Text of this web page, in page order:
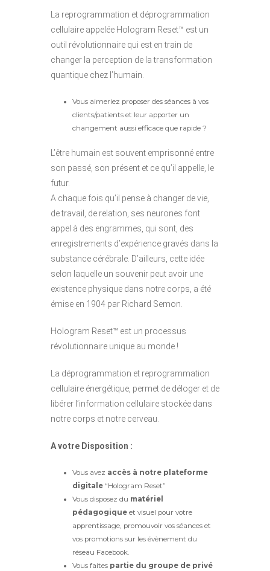
La reprogrammation et déprogrammation
cellulaire appelée Hologram Reset™ est un
outil révolutionnaire qui est en train de
changer la perception de la transformation
quantique chez l’humain.
Vous aimeriez proposer des séances à vos
clients/patients et leur apporter un
changement aussi efficace que rapide ?
L’être humain est souvent emprisonné entre
son passé, son présent et ce qu’il appelle, le
futur.
A chaque fois qu’il pense à changer de vie,
de travail, de relation, ses neurones font
appel à des engrammes, qui sont, des
enregistrements d’expérience gravés dans la
substance cérébrale. D’ailleurs, cette idée
selon laquelle un souvenir peut avoir une
existence physique dans notre corps, a été
émise en 1904 par Richard Semon.
Hologram Reset™ est un processus
révolutionnaire unique au monde !
La déprogrammation et reprogrammation
cellulaire énergétique, permet de déloger et de
libérer l’information cellulaire stockée dans
notre corps et notre cerveau.
A votre Disposition :
Vous avez accès à notre plateforme
digitale“Hologram Reset”
Vous disposez du matériel
pédagogiqueet visuel pour votre
apprentissage, promouvoir vos séances et
vos promotions sur les évènement du
réseau Facebook.
Vous faites partie du groupe de privé